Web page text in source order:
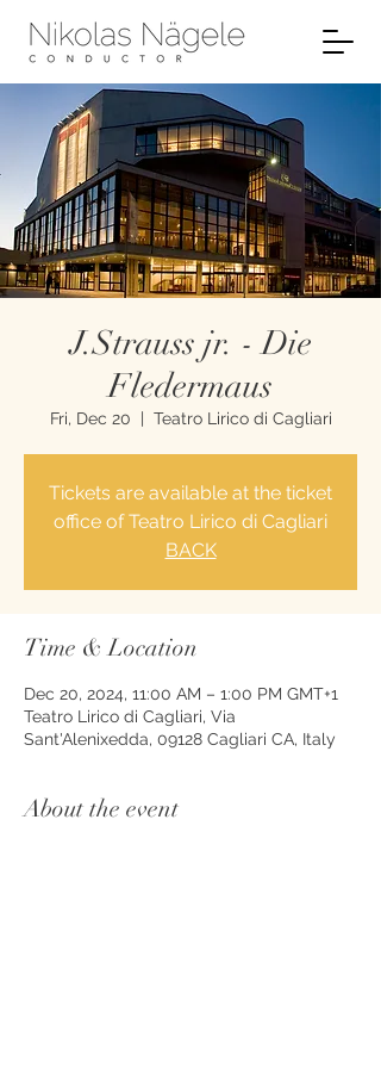
J.Strauss jr. - Die
Fledermaus
Fri, Dec 20
  |
Teatro Lirico di Cagliari
Tickets are available at the ticket
office of Teatro Lirico di Cagliari
BACK
Time & Location
Dec 20, 2024, 11:00 AM – 1:00 PM GMT+1
Teatro Lirico di Cagliari, Via
Sant'Alenixedda, 09128 Cagliari CA, Italy
About the event